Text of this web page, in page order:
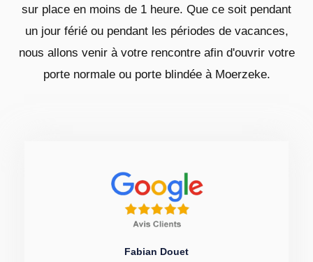
sur place en moins de 1 heure. Que ce soit pendant
un jour férié ou pendant les périodes de vacances,
nous allons venir à votre rencontre afin d'ouvrir votre
porte normale ou porte blindée à Moerzeke.
Fabian Douet